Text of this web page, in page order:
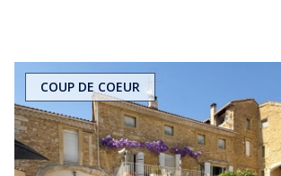
COUP DE COEUR